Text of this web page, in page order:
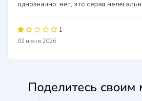
однозначно: нет, это серая
1
02 июня 2026
Поделитесь своим